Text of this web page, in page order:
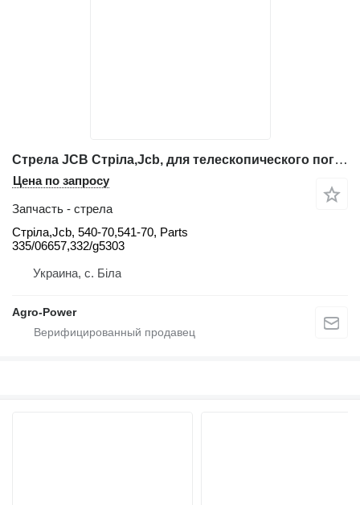
Стрела JCB Стріла,Jcb, для телескопического погрузчика JCB 540-70,541-70
Цена по запросу
Запчасть - стрела
Стріла,Jcb, 540-70,541-70, Parts
335/06657,332/g5303
Украина, с. Біла
Agro-Power